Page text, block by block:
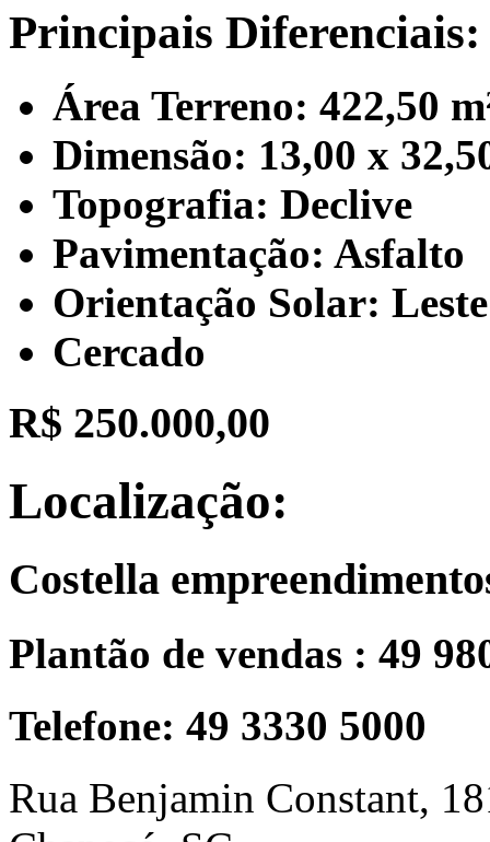
Principais Diferenciais:
Área Terreno: 422,50
Dimensão: 13,00 x
Topografia: Declive
Pavimentação: Asfalto
Orientação Solar: Leste
Cercado
R$ 250.000,00
Localização:
Costella
Plantão de vendas : 49
Telefone: 49 3330 5000
Rua Benjamin Constant,